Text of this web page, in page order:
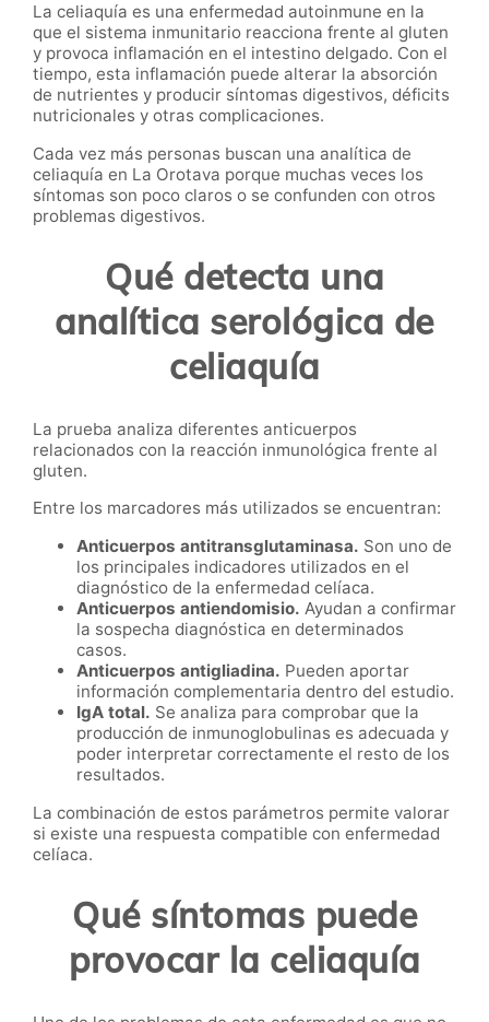
La celiaquía es una enfermedad autoinmune en la
que el sistema inmunitario reacciona frente al gluten
y provoca inflamación en el intestino delgado. Con el
tiempo, esta inflamación puede alterar la absorción
de nutrientes y producir síntomas digestivos, déficits
nutricionales y otras complicaciones.
Cada vez más personas buscan una analítica de
celiaquía en La Orotava porque muchas veces los
síntomas son poco claros o se confunden con otros
problemas digestivos.
Qué detecta una
analítica serológica de
celiaquía
La prueba analiza diferentes anticuerpos
relacionados con la reacción inmunológica frente al
gluten.
Entre los marcadores más utilizados se encuentran:
Anticuerpos antitransglutaminasa. Son uno de
los principales indicadores utilizados en el
diagnóstico de la enfermedad celíaca.
Anticuerpos antiendomisio. Ayudan a confirmar
la sospecha diagnóstica en determinados
casos.
Anticuerpos antigliadina. Pueden aportar
información complementaria dentro del estudio.
IgA total. Se analiza para comprobar que la
producción de inmunoglobulinas es adecuada y
poder interpretar correctamente el resto de los
resultados.
La combinación de estos parámetros permite valorar
si existe una respuesta compatible con enfermedad
celíaca.
Qué síntomas puede
provocar la celiaquía